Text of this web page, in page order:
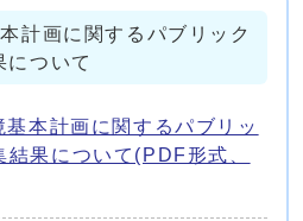
計画に関するパブリック
について
本計画に関するパブリッ
結果について(PDF形式、